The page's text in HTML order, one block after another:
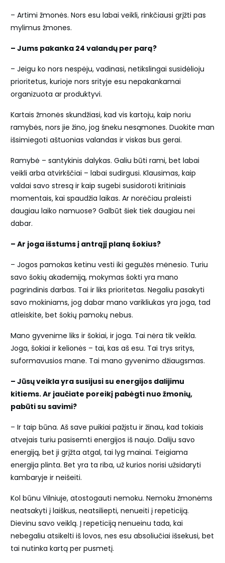
– Artimi žmonės. Nors esu labai veikli, rinkčiausi grįžti pas
mylimus žmones.
– Jums pakanka 24 valandų per parą?
– Jeigu ko nors nespėju, vadinasi, netikslingai susidėlioju
prioritetus, kurioje nors srityje esu nepakankamai
organizuota ar produktyvi.
Kartais žmonės skundžiasi, kad vis kartoju, kaip noriu
ramybės, nors jie žino, jog šneku nesąmones. Duokite man
išsimiegoti aštuonias valandas ir viskas bus gerai.
Ramybė – santykinis dalykas. Galiu būti rami, bet labai
veikli arba atvirkščiai – labai sudirgusi. Klausimas, kaip
valdai savo stresą ir kaip sugebi susidoroti kritiniais
momentais, kai spaudžia laikas. Ar norėčiau praleisti
daugiau laiko namuose? Galbūt šiek tiek daugiau nei
dabar.
– Ar joga išstums į antrąjį planą šokius?
– Jogos pamokas ketinu vesti iki gegužės mėnesio. Turiu
savo šokių akademiją, mokymas šokti yra mano
pagrindinis darbas. Tai ir liks prioritetas. Negaliu pasakyti
savo mokiniams, jog dabar mano varikliukas yra joga, tad
atleiskite, bet šokių pamokų nebus.
Mano gyvenime liks ir šokiai, ir joga. Tai nėra tik veikla.
Joga, šokiai ir kelionės – tai, kas aš esu. Tai trys sritys,
suformavusios mane. Tai mano gyvenimo džiaugsmas.
– Jūsų veikla yra susijusi su energijos dalijimu
kitiems. Ar jaučiate poreikį pabėgti nuo žmonių,
pabūti su savimi?
– Ir taip būna. Aš save puikiai pažįstu ir žinau, kad tokiais
atvejais turiu pasisemti energijos iš naujo. Daliju savo
energiją, bet ji grįžta atgal, tai lyg mainai. Teigiama
energija plinta. Bet yra ta riba, už kurios norisi užsidaryti
kambaryje ir neišeiti.
Kol būnu Vilniuje, atostogauti nemoku. Nemoku žmonėms
neatsakyti į laiškus, neatsiliepti, nenueiti į repeticiją.
Dievinu savo veiklą. Į repeticiją nenueinu tada, kai
nebegaliu atsikelti iš lovos, nes esu absoliučiai išsekusi, bet
tai nutinka kartą per pusmetį.